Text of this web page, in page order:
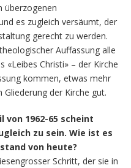
überzogenen
es zugleich versäumt, der
gerecht zu werden.
Auffassung alle
«Leibes Christi» – der Kirche
kommen, etwas mehr
der Kirche gut.
von 1962-65 scheint
zu sein. Wie ist es
von heute?
Schritt, der sie in